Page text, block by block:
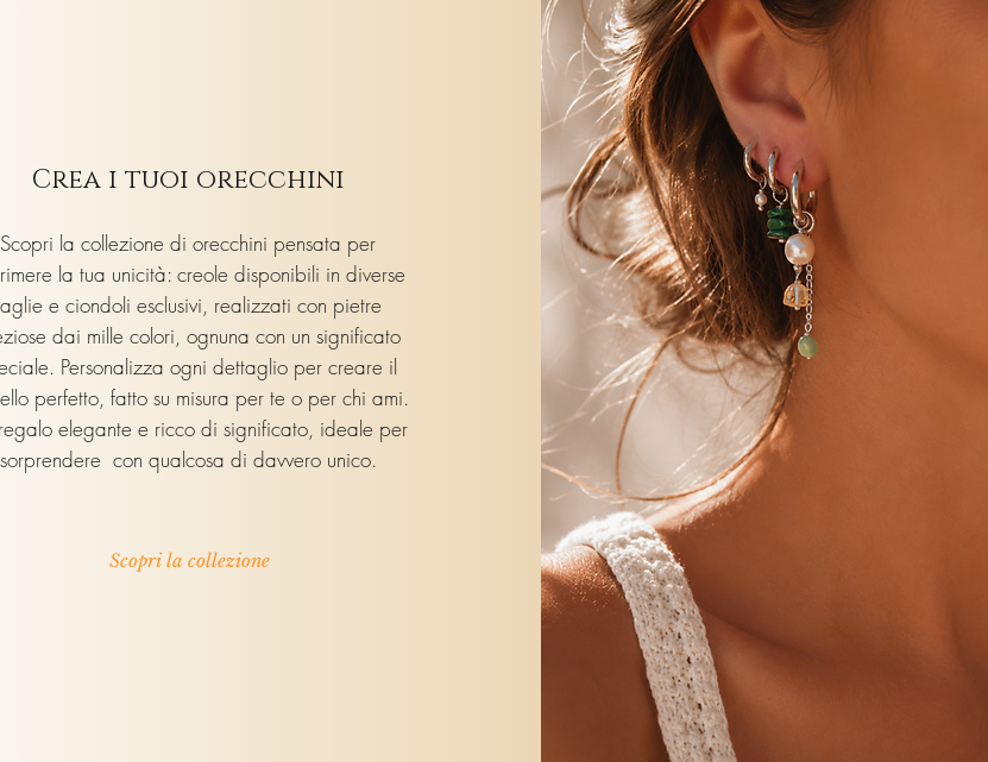
Crea i tuoi orecchini
Scopri la collezione di orecchini pensata per
la tua unicità: creole disponibili in diverse
e ciondoli esclusivi, realizzati con pietre
dai mille colori, ognuna con un significato
Personalizza ogni dettaglio per creare il
perfetto, fatto su misura per te o per chi ami.
elegante e ricco di significato, ideale per
sorprendere con qualcosa di davvero unico.
Scopri la collezione